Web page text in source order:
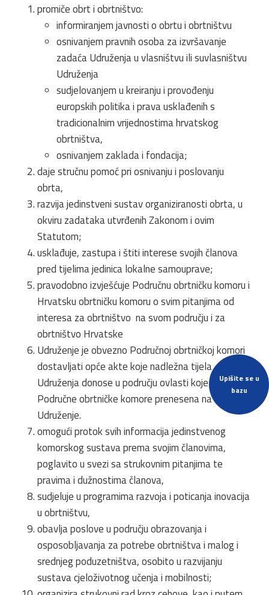
Upišite se u
bazu
promiče obrt i obrtništvo:
informiranjem javnosti o obrtu i obrtništvu
osnivanjem pravnih osoba za izvršavanje
zadaća Udruženja u vlasništvu ili suvlasništvu
Udruženja
sudjelovanjem u kreiranju i provođenju
europskih politika i prava usklađenih s
tradicionalnim vrijednostima hrvatskog
obrtništva,
osnivanjem zaklada i fondacija;
daje stručnu pomoć pri osnivanju i poslovanju
obrta,
razvija jedinstveni sustav organiziranosti obrta, u
okviru zadataka utvrđenih Zakonom i ovim
Statutom;
usklađuje, zastupa i štiti interese svojih članova
pred tijelima jedinica lokalne samouprave;
pravodobno izvješćuje Područnu obrtničku komoru i
Hrvatsku obrtničku komoru o svim pitanjima od
interesa za obrtništvo na svom području i za
obrtništvo Hrvatske
Udruženje je obvezno Područnoj obrtničkoj komori
dostavljati opće akte koje nadležna tijela
Udruženja donose u području ovlasti koje su s
Područne obrtničke komore prenesena na
Udruženje.
omogući protok svih informacija jedinstvenog
komorskog sustava prema svojim članovima,
poglavito u svezi sa strukovnim pitanjima te
pravima i dužnostima članova,
sudjeluje u programima razvoja i poticanja inovacija
u obrtništvu,
obavlja poslove u području obrazovanja i
osposobljavanja za potrebe obrtništva i malog i
srednjeg poduzetništva, osobito u razvijanju
sustava cjeloživotnog učenja i mobilnosti;